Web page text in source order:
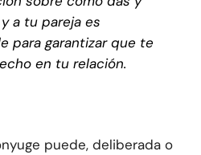
a tu pareja es
para garantizar que te
en tu relación.
puede, deliberada o